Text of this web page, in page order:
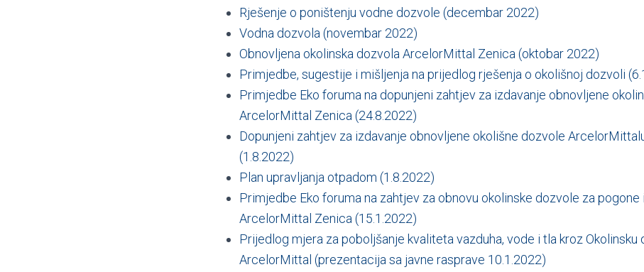
Rješenje o poništenju vodne dozvole (decembar 2022)
Vodna dozvola (novembar 2022)
Obnovljena okolinska dozvola ArcelorMittal Zenica (oktobar 2022)
Primjedbe, sugestije i mišljenja na prijedlog rješenja o okolišnoj dozvoli
Primjedbe Eko foruma na dopunjeni zahtjev za izdavanje obnovljene
ArcelorMittal Zenica (24.8.2022)
Dopunjeni zahtjev za izdavanje obnovljene okolišne dozvole
(1.8.2022)
Plan upravljanja otpadom (1.8.2022)
Primjedbe Eko foruma na zahtjev za obnovu okolinske dozvole za
ArcelorMittal Zenica (15.1.2022)
Prijedlog mjera za poboljšanje kvaliteta vazduha, vode i tla kroz Okolinsku
ArcelorMittal (prezentacija sa javne rasprave 10.1.2022)